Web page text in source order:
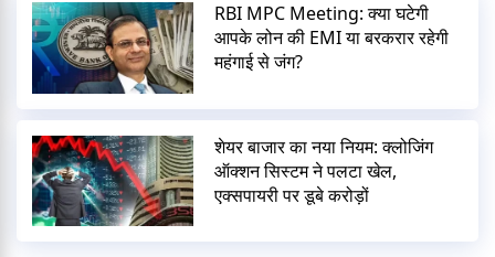
RBI MPC Meeting: क्या घटेगी
आपके लोन की EMI या बरकरार रहेगी
महंगाई से जंग?
शेयर बाजार का नया नियम: क्लोजिंग
ऑक्शन सिस्टम ने पलटा खेल,
एक्सपायरी पर डूबे करोड़ों